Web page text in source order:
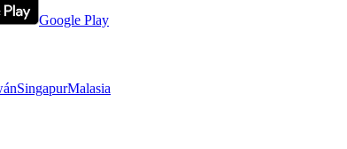
Google Play
SingapurMalasia